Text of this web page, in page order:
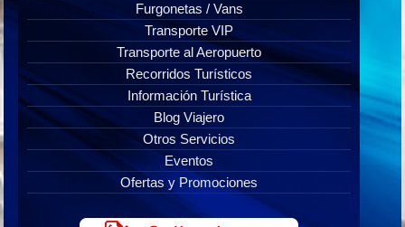
Furgonetas / Vans
Transporte VIP
Transporte al Aeropuerto
Recorridos Turísticos
Información Turística
Blog Viajero
Otros Servicios
Eventos
Ofertas y Promociones